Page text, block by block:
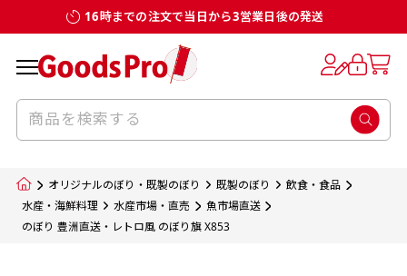
16時までの注文で当日から3営業日後の発送
オリジナルのぼり・既製のぼり 既製のぼり
飲食・食品
水産・海鮮料理
水産市場・直売
魚市場直送
のぼり 豊洲直送・レトロ風 のぼり旗 X853
お客様からのデータ入稿でのぼり旗を製作
する場合
入稿いただくデータは基本的にイラストレー
のデータとさせていただいております。
jpgデータ等の画像データを貼り付ける際には
デザイン変更なしでのご注文となります。
ルで製品デザインをしたデザインそのものを
指します。当グッズプロで販売として取り扱っ
ているあらゆるのぼり旗のデザインがそれに
のぼり旗のデザインをする際に、考えると良
のぼり旗のデザインとしては基本的に左側と
上側にポールを通すミミ（業界用語でチチと
呼びます）が縫いつけてあるのが一般的です。
サイズ一覧
既製品のサイズについては以下のサイズ表の通
お客様オリジナルサイズで製作をしたい場合
につきましてはお気軽にご相談ください。
サイズ一覧
既製品のサイズについては以下のサイズ表の通
お客様オリジナルサイズで製作をしたい場合
につきましてはお気軽にご相談ください。
一般的にはチチの位置はのぼり旗に対して上
ポールに通す際には上辺２か所に対してチチ
が左右どちらでものぼり旗自体をポールにく
くりつけることは可能です。
のぼり旗のチチについて
一般的にはチチの位置はのぼり旗に対して上
ポールに通す際には上辺２か所に対してチチ
が左右どちらでものぼり旗自体をポールにく
くりつけることは可能です。
補強縫製って何？
補強縫製とはヒートカッター（熱で焼き切る
をあげるために折り返し縫いをすることで風
の影響を受けやすい四辺の強度を増す加工で
す。
生地の種類
スリット（切り込み）加工とは？
スリット（切り込み）を入れることで横幕が
疑似的にのれんのように見せるための加工手
法です。